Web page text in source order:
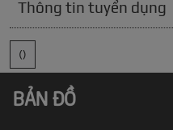
Thông tin tuyển dụng
()
BẢN ĐỒ